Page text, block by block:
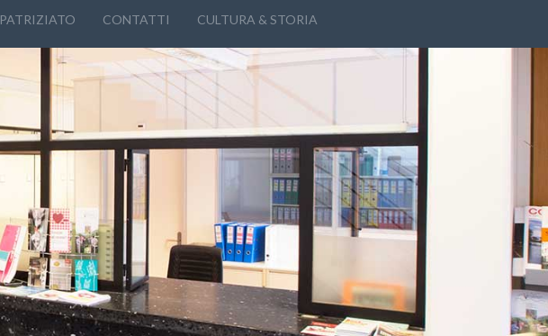
PATRIZIATO CONTATTI CULTURA & STORIA